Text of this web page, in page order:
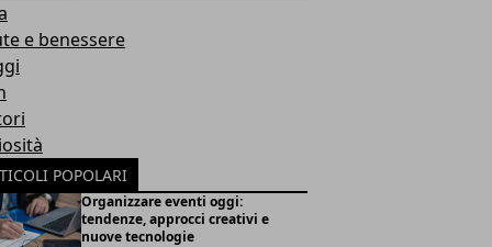
e benessere
POPOLARI
Organizzare eventi oggi:
tendenze, approcci creativi e
nuove tecnologie